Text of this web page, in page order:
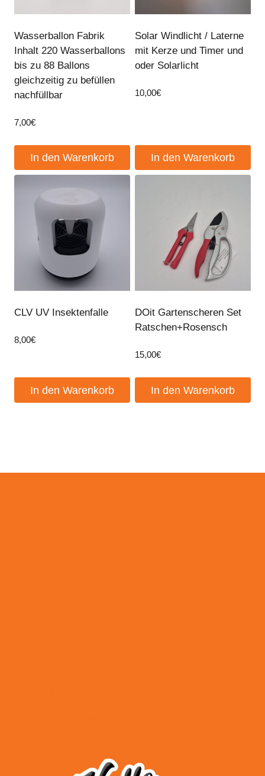
Wasserballon Fabrik
Inhalt 220 Wasserballons
bis zu 88 Ballons
gleichzeitig zu befüllen
nachfüllbar
7,00€
In den Warenkorb
Solar Windlicht / Laterne
mit Kerze und Timer und
oder Solarlicht
10,00€
In den Warenkorb
CLV UV Insektenfalle
8,00€
In den Warenkorb
DOit Gartenscheren Set
Ratschen+Rosensch
15,00€
In den Warenkorb